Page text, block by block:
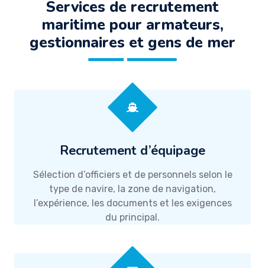
Services de recrutement
maritime pour armateurs,
gestionnaires et gens de mer
Recrutement d’équipage
Sélection d’officiers et de personnels selon le
type de navire, la zone de navigation,
l’expérience, les documents et les exigences
du principal.